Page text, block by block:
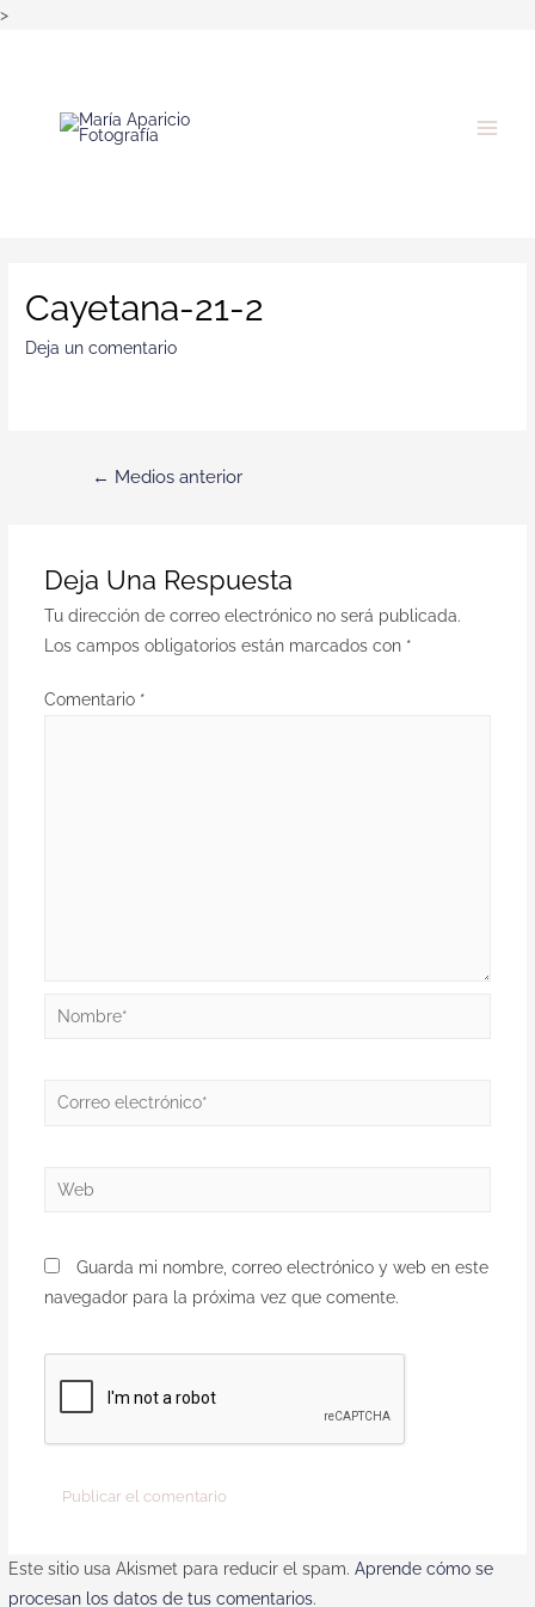
>
Cayetana-21-2
Deja un comentario
← Medios anterior
Deja Una Respuesta
Tu dirección de correo electrónico no será publicada.
Los campos obligatorios están marcados con *
Comentario *
Guarda mi nombre, correo electrónico y web en este
navegador para la próxima vez que comente.
Este sitio usa Akismet para reducir el spam.Aprende cómo se
procesan los datos de tus comentarios.